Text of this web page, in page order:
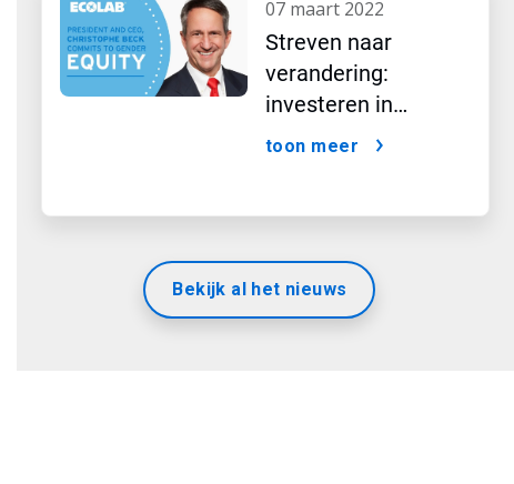
07 maart 2022
Streven naar
verandering:
investeren in
toekomstige
toon meer
Bekijk al het nieuws